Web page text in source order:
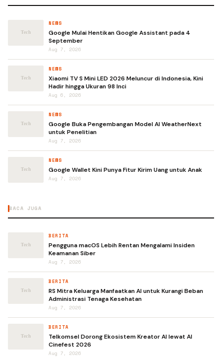
NEWS
Google Mulai Hentikan Google Assistant pada 4
September
Aug 7, 2026
NEWS
Xiaomi TV S Mini LED 2026 Meluncur di Indonesia, Kini
Hadir hingga Ukuran 98 Inci
Aug 6, 2026
NEWS
Google Buka Pengembangan Model AI WeatherNext
untuk Penelitian
Aug 7, 2026
NEWS
Google Wallet Kini Punya Fitur Kirim Uang untuk Anak
Aug 7, 2026
BACA JUGA
BERITA
Pengguna macOS Lebih Rentan Mengalami Insiden
Keamanan Siber
Aug 7, 2026
BERITA
RS Mitra Keluarga Manfaatkan AI untuk Kurangi Beban
Administrasi Tenaga Kesehatan
Aug 7, 2026
BERITA
Telkomsel Dorong Ekosistem Kreator AI lewat AI
Cinefest 2026
Aug 7, 2026